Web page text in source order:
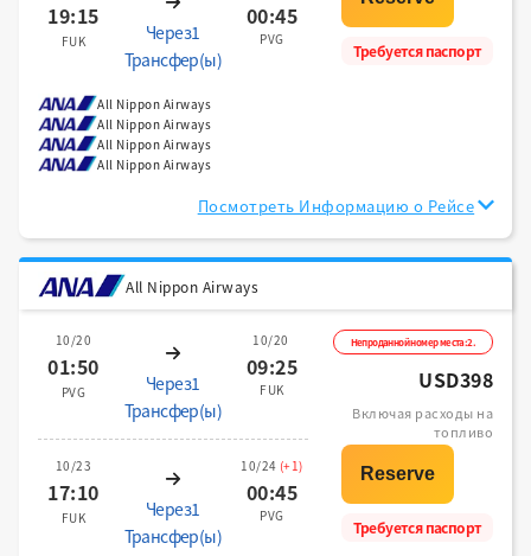
19:15
FUK
Через1
Трансфер(ы)
00:45
PVG
Требуется паспорт
All Nippon Airways
All Nippon Airways
All Nippon Airways
All Nippon Airways
Посмотреть Информацию о Рейсе
All Nippon Airways
10/20
01:50
PVG
Через1
Трансфер(ы)
10/20
09:25
FUK
10/23
17:10
FUK
Через1
Трансфер(ы)
10/24 (+1)
00:45
PVG
Непроданной номер места:2.
USD398
Включая расходы на
топливо
Требуется паспорт